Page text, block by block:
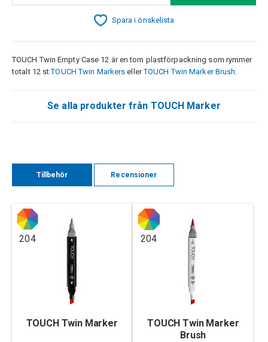
Spara i önskelista
TOUCH Twin Empty Case 12 är en tom plastförpackning som rymmer
totalt 12 stTOUCH Twin Markers ellerTOUCH Twin Marker Brush.
Se alla produkter från TOUCH Marker
Tillbehör Recensioner
204
TOUCH Twin Marker
204
TOUCH Twin Marker
Brush